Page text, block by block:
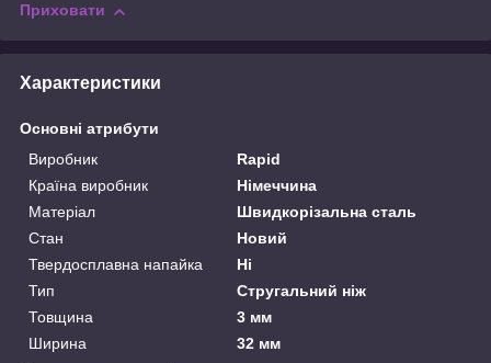
Приховати
Характеристики
Основні атрибути
Виробник
Rapid
Країна виробник
Німеччина
Матеріал
Швидкорізальна сталь
Стан
Новий
Твердосплавна напайка
Ні
Тип
Стругальний ніж
Товщина
3 мм
Ширина
32 мм